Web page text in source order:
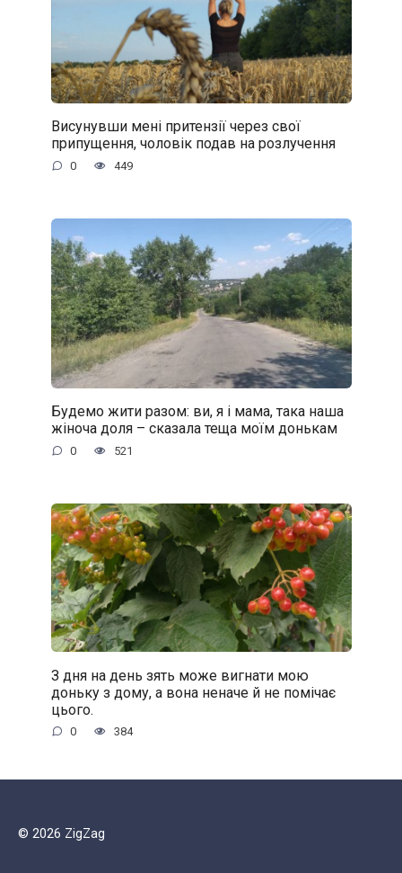
Висунувши мені притензії через свої
припущення, чоловік подав на розлучення
0 449
Будемо жити разом: ви, я і мама, така наша
жіноча доля – сказала теща моїм донькам
0 521
З дня на день зять може вигнати мою
доньку з дому, а вона неначе й не помічає
цього.
0 384
© 2026 ZigZag